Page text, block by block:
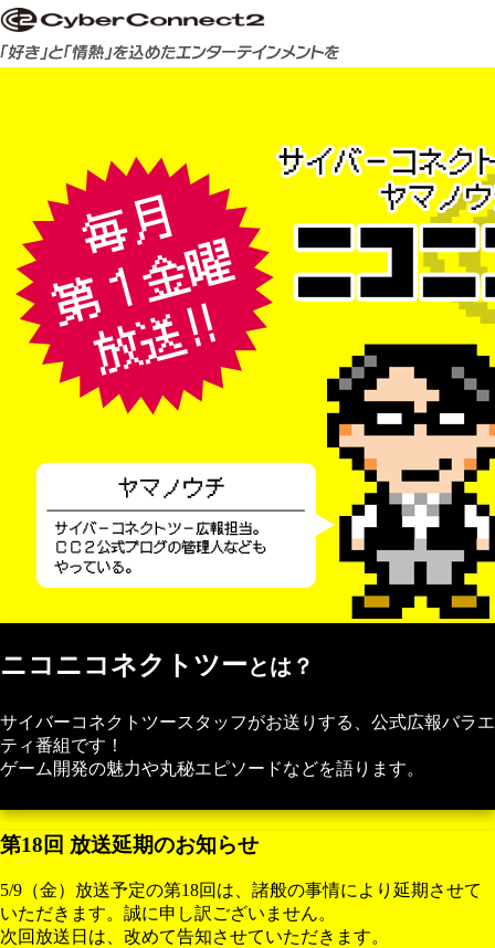
ニコニコネクトツーとは？
サイバーコネクトツースタッフがお送りする、公式広報バラエ
ティ番組です！
ゲーム開発の魅力や丸秘エピソードなどを語ります。
第18回 放送延期のお知らせ
5/9（金）放送予定の第18回は、諸般の事情により延期させて
いただきます。誠に申し訳ございません。
次回放送日は、改めて告知させていただきます。